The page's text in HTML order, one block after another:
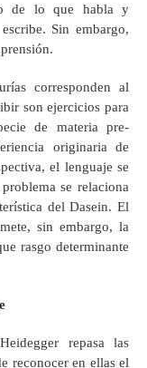
de lo que habla y
Sin embargo,
corresponden al
son ejercicios para
de materia pre-
originaria de
el lenguaje se
se relaciona
del Dasein. El
sin embargo, la
rasgo determinante
repasa las
reconocer en ellas el